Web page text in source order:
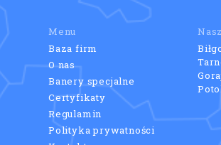
Menu
Baza firm
O nas
Banery specjalne
Certyfikaty
Regulamin
Polityka prywatności